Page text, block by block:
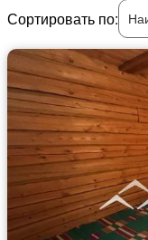
Сортировать по: